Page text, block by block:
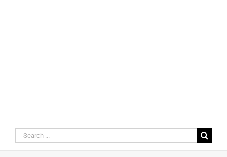
Search
for: